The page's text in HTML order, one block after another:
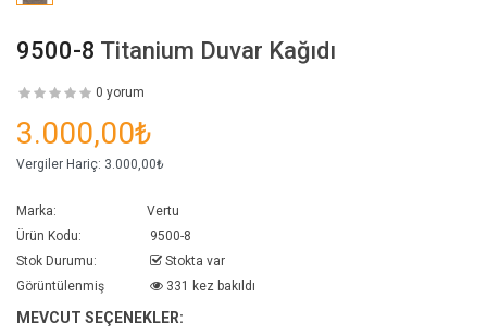
9500-8 Titanium Duvar Kağıdı
0 yorum
3.000,00₺
Vergiler Hariç: 3.000,00₺
Marka:
Vertu
Ürün Kodu:
9500-8
Stok Durumu:
Stokta var
Görüntülenmiş
331 kez bakıldı
MEVCUT SEÇENEKLER: